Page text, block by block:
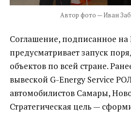
Автор фото — Иван
Соглашение, подписанное
предусматривает запуск
объектов по всей стране.
вывеской G-Energy Service
автомобилистов Самары,
Стратегическая цель —